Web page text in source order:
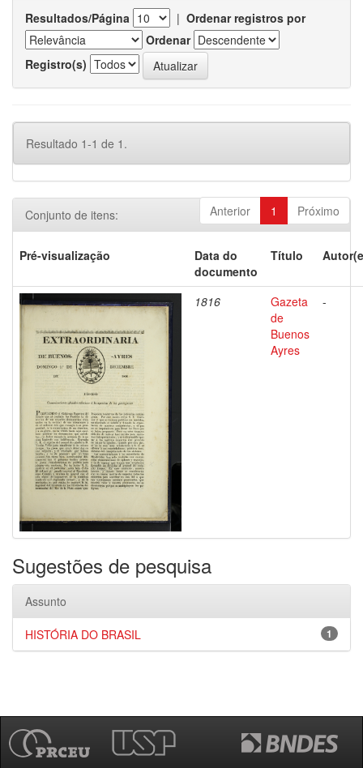
Resultados/Página | Ordenar registros por
Ordenar
Registro(s)
Resultado 1-1 de 1.
Anterior 1 Próximo
Conjunto de itens:
Pré-visualização
Data do
documento
Título
1816
Gazeta
de
Buenos
Ayres
-
Sugestões de pesquisa
Assunto
1
HISTÓRIA DO BRASIL